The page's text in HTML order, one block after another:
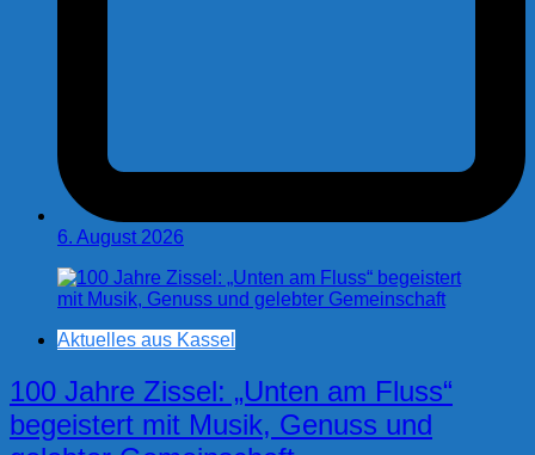
6. August 2026
Aktuelles aus Kassel
100 Jahre Zissel: „Unten am Fluss“
begeistert mit Musik, Genuss und